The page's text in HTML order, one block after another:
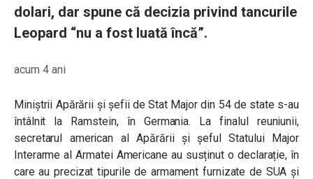
dolari, dar spune că decizia privind tancurile
Leopard “nu a fost luată încă”.
acum 4 ani
Miniștrii Apărării și șefii de Stat Major din 54 de state s-au
întâlnit la Ramstein, în Germania. La finalul reuniunii,
secretarul american al Apărării și șeful Statului Major
Interarme al Armatei Americane au susținut o declarație, în
care au precizat tipurile de armament furnizate de SUA și